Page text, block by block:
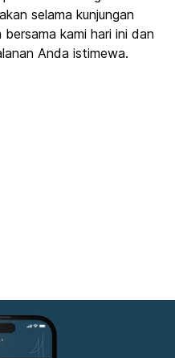
selama kunjungan
kami hari ini dan
Anda istimewa.